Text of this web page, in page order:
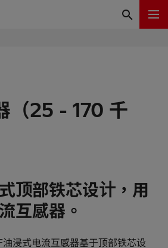
（25 - 170 千
顶部铁芯设计，用
互感器。
浸式电流互感器基于顶部铁芯设